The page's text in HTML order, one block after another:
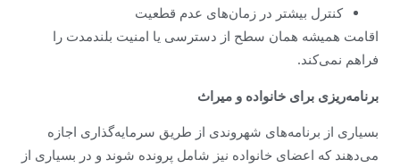
کنترل بیشتر در زمان‌های عدم قطعیت
اقامت همیشه همان سطح از دسترسی یا امنیت بلندمدت را
فراهم نمی‌کند.
برنامه‌ریزی برای خانواده و میراث
بسیاری از برنامه‌های شهروندی از طریق سرمایه‌گذاری اجازه
می‌دهند که اعضای خانواده نیز شامل پرونده شوند و در بسیاری از